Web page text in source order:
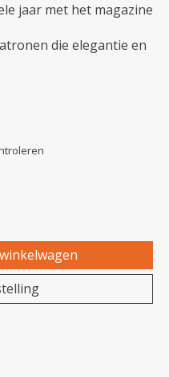
jaar met het magazine
die elegantie en
is